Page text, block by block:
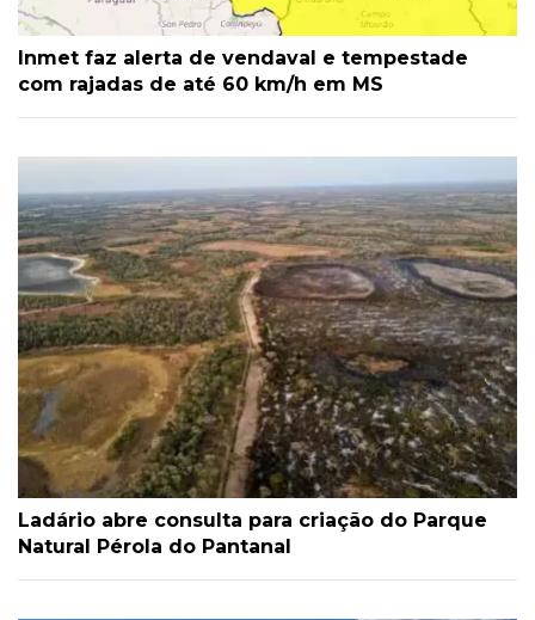
Inmet faz alerta de vendaval e tempestade
com rajadas de até 60 km/h em MS
Ladário abre consulta para criação do Parque
Natural Pérola do Pantanal